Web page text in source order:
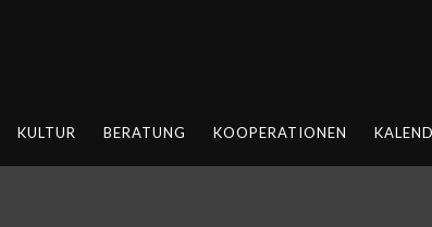
KULTUR BERATUNG KOOPERATIONEN